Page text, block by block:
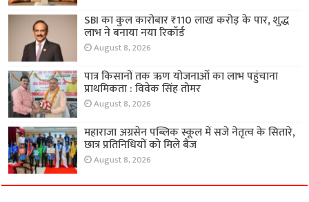
SBI का कुल कारोबार ₹110 लाख करोड़ के पार, शुद्ध
लाभ ने बनाया नया रिकॉर्ड
August 8, 2026
पात्र किसानों तक ऋण योजनाओं का लाभ पहुंचाना
प्राथमिकता : विवेक सिंह तोमर
August 8, 2026
महाराजा अग्रसेन पब्लिक स्कूल में सजे नेतृत्व के सितारे,
छात्र प्रतिनिधियों को मिले बैज
August 8, 2026